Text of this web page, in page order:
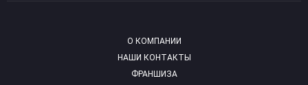
О КОМПАНИИ
НАШИ КОНТАКТЫ
ФРАНШИЗА